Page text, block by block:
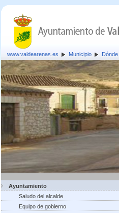
www.valdearenas.es Municipio
Ayuntamiento
Saludo del alcalde
Equipo de gobierno